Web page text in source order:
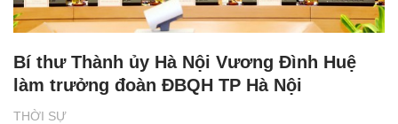
THỜI SỰ
Bí thư Thành ủy Hà Nội Vương Đình Huệ
làm trưởng đoàn ĐBQH TP Hà Nội